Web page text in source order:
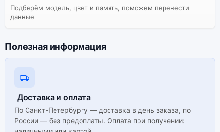
Подберём модель, цвет и память, поможем перенести
данные
Полезная информация
Доставка и оплата
По Санкт-Петербургу — доставка в день заказа, по
России — без предоплаты. Оплата при получении: